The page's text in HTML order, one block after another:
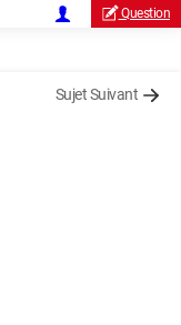
Question
Sujet Suivant